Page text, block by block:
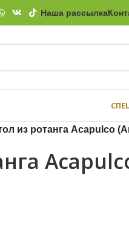
Наша рассылка
из ротанга Acapulco